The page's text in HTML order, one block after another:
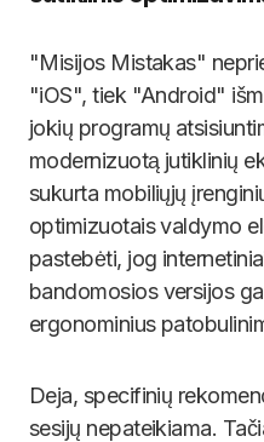
"Misijos Mistakas"
"iOS", tiek "Android"
jokių programų
modernizuotą jutiklinių
sukurta mobiliųjų
optimizuotais valdymo
pastebėti, jog
bandomosios versijos
ergonominius
Deja, specifinių
sesijų nepateikiama.